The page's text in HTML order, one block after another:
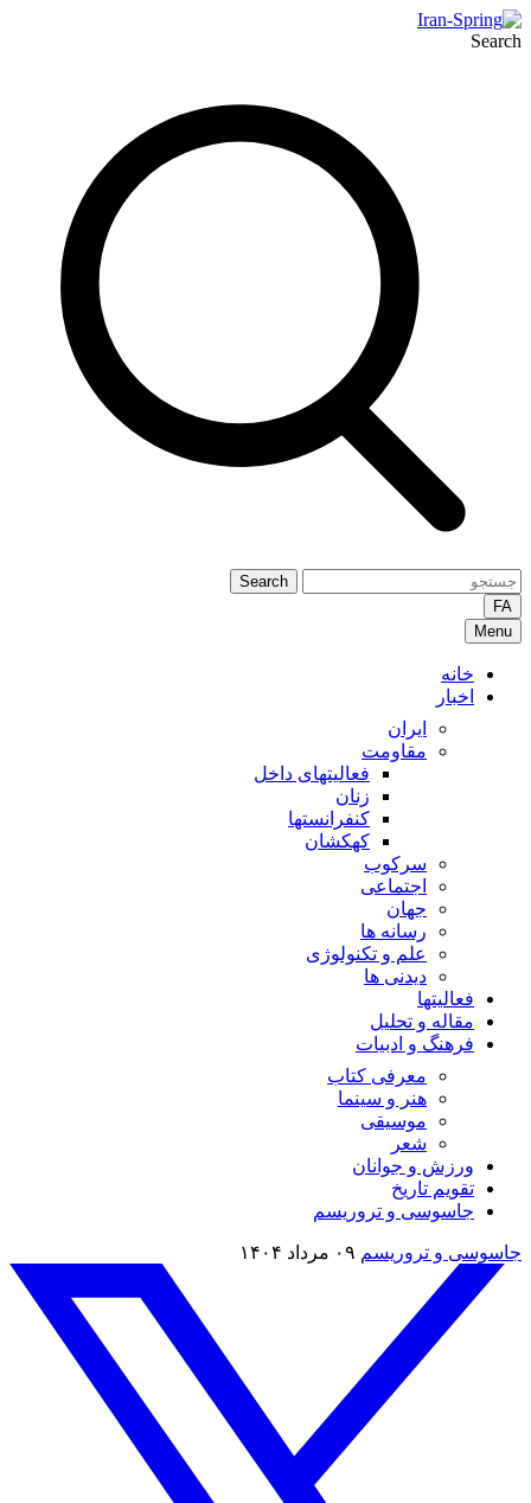
Search
Search
FA
Menu
خانه
اخبار
ایران
مقاومت
فعالیتهای داخل
زنان
کنفرانستها
کهکشان
سرکوب
اجتماعی
جهان
رسانه ها
علم و تکنولوژی
دیدنی ها
فعالیتها
مقاله و تحلیل
فرهنگ و ادبیات
معرفی کتاب
هنر و سینما
موسیقی
شعر
ورزش و جوانان
تقویم تاريخ
جاسوسی و تروریسم
جاسوسی و تروریسم ۰۹ مرداد ۱۴۰۴